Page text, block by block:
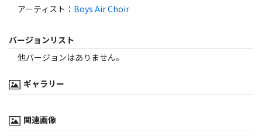
アーティスト ： Boys Air Choir
バージョンリスト
他バージョンはありません。
ギャラリー
関連画像